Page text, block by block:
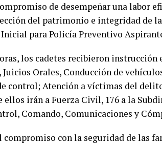
de desempeñar una labor
del patrimonio e integridad de
para Policía Preventivo
los cadetes recibieron
Juicios Orales, Conducción de
control; Atención a víctimas del
ellos irán a Fuerza Civil, 176 a la
Comando, Comunicaciones y
compromiso con la seguridad de las